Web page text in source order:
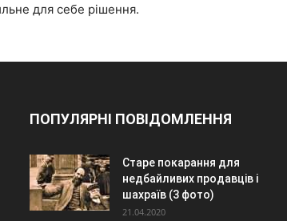
для себе рішення.
ПОПУЛЯРНІ ПОВІДОМЛЕННЯ
Старе покарання для
недбайливих продавців і
шахраїв (3 фото)
21.04.2020